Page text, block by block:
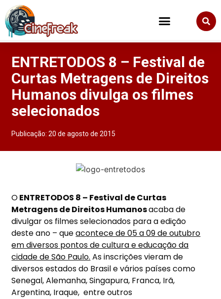
ENTRETODOS 8 – Festival de
Curtas Metragens de Direitos
Humanos divulga os filmes
selecionados
Publicação:20 de agosto de 2015
OENTRETODOS 8 – Festival de Curtas
Metragens de Direitos Humanosacaba de
divulgar os filmes selecionados para a edição
deste ano – queacontece de 05 a 09 de outubro
em diversos pontos de cultura e educação da
cidade de São Paulo. As inscrições vieram de
diversos estados do Brasil e vários países como
Senegal, Alemanha, Singapura, Franca, Irã,
Argentina, Iraque, entre outros